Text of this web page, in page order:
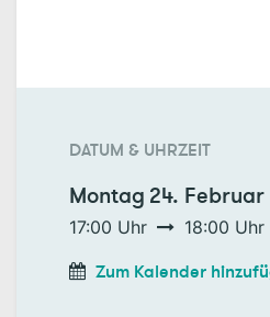
DATUM & UHRZEIT
Montag 24.
17:00 Uhr 18:00 Uhr
Zum Kalender